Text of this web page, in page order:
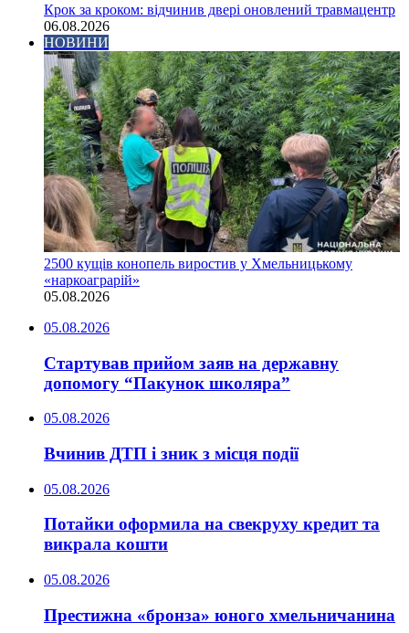
Крок за кроком: відчинив двері оновлений травмацентр
06.08.2026
НОВИНИ
2500 кущів конопель виростив у Хмельницькому
«наркоаграрій»
05.08.2026
05.08.2026
Стартував прийом заяв на державну
допомогу “Пакунок школяра”
05.08.2026
Вчинив ДТП і зник з місця події
05.08.2026
Потайки оформила на свекруху кредит та
викрала кошти
05.08.2026
Престижна «бронза» юного хмельничанина